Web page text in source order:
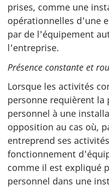
prises, comme une
opérationnelles d'une
par de l'équipement
l'entreprise.
Présence constante et
Lorsque les activités
personne requièrent la
personnel à une
opposition au cas où,
entreprend ses
fonctionnement
comme il est expliqué
personnel dans une